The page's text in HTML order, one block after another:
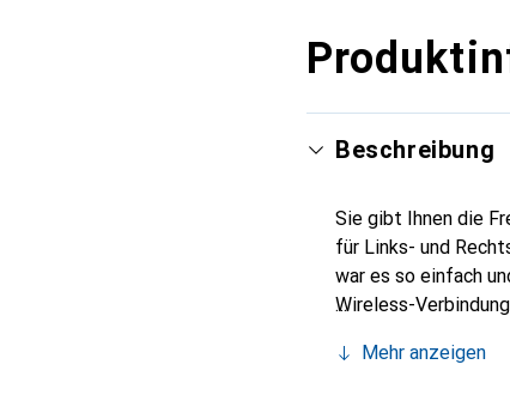
Beschreibung
Sie gibt Ihnen die
für Links- und
war es so einfach
Wireless-
Mehr anzeigen